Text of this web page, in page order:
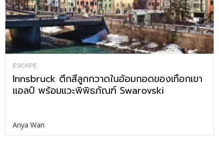
ESCAPE
Innsbruck ตึกสีลูกกวาดในอ้อมกอดของเทือกเขา
แอลป์ พร้อมแวะพิพิธภัณฑ์ Swarovski
Anya Wan